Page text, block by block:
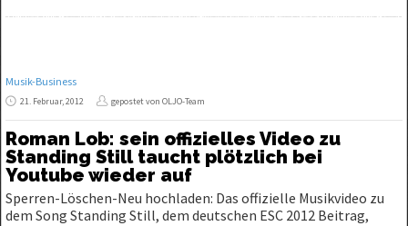
Musik-Business
21. Februar, 2012 gepostet von OLJO-Team
Roman Lob: sein offizielles Video zu
Standing Still taucht plötzlich bei
Youtube wieder auf
Sperren-Löschen-Neu hochladen: Das offizielle Musikvideo zu
dem Song Standing Still, dem deutschen ESC 2012 Beitrag,